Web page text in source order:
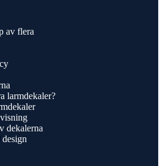
av flera
larmdekaler?
dekalerna